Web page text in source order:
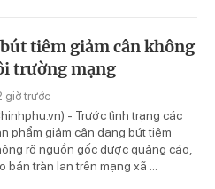
tiêm giảm cân không
trường mạng
giờ trước
- Trước tình trạng các
phẩm giảm cân dạng bút tiêm
rõ nguồn gốc được quảng cáo,
bán tràn lan trên mạng xã ...